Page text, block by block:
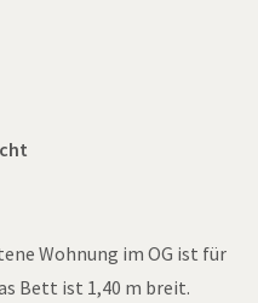
Wohnung im OG ist für
Bett ist 1,40 m breit.